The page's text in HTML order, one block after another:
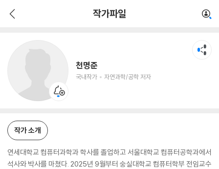
작가파일
천명준
국내작가 자연과학/공학 저자
자연과학/공학 저자
작가 소개
연세대학교 컴퓨터과학과 학사를 졸업하고 서울대학교 컴퓨터공학과에서
석사와 박사를 마쳤다. 2025년 9월부터 숭실대학교 컴퓨터학부 전임교수